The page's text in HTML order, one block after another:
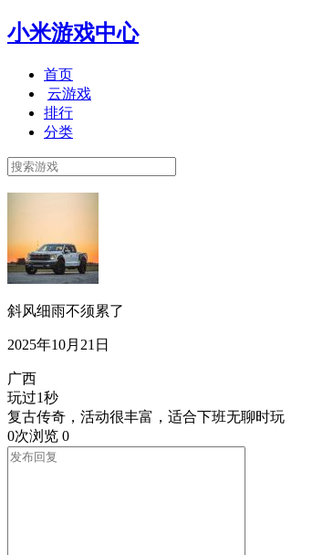
小米游戏中心
首页
云游戏
排行
分类
斜风细雨不须累了
2025年10月21日
广西
玩过1秒
复古传奇，活动很丰富，适合下班无聊时玩
0次浏览 0